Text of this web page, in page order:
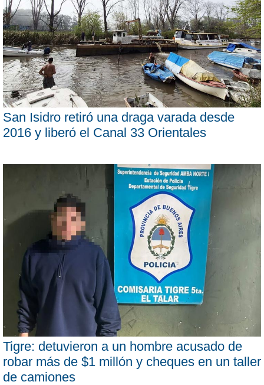
San Isidro retiró una draga varada desde
2016 y liberó el Canal 33 Orientales
Tigre: detuvieron a un hombre acusado de
robar más de $1 millón y cheques en un taller
de camiones